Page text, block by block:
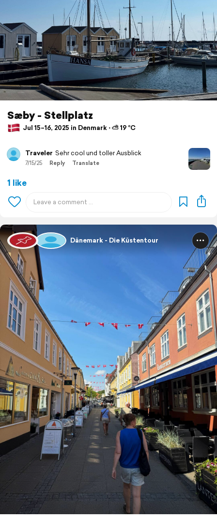
Sæby - Stellplatz
Jul 15–16, 2025 in Denmark ⋅ ⛅ 19 °C
Traveler Sehr cool und toller Ausblick
7/15/25 Reply Translate
1 like
Dänemark - Die Küstentour